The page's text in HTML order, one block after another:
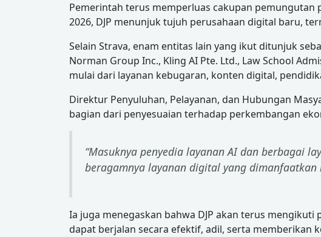
Pemerintah terus memperluas cakupan pemungutan
2026, DJP menunjuk tujuh perusahaan digital baru,
Selain Strava, enam entitas lain yang ikut ditunjuk
Norman Group Inc., Kling AI Pte. Ltd., Law School
mulai dari layanan kebugaran, konten digital,
Direktur Penyuluhan, Pelayanan, dan Hubungan
bagian dari penyesuaian terhadap perkembangan
“Masuknya penyedia layanan AI dan berbagai
beragamnya layanan digital yang dimanfaatkan
Ia juga menegaskan bahwa DJP akan terus
dapat berjalan secara efektif, adil, serta memberikan